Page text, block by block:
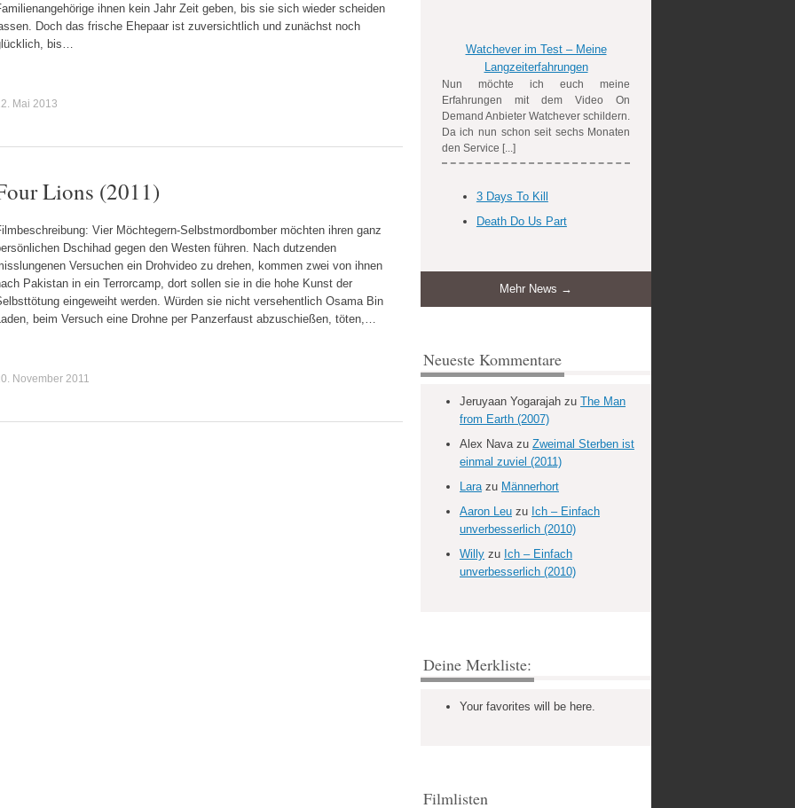
ihnen kein Jahr Zeit geben, bis sie sich wieder scheiden
Doch das frische Ehepaar ist zuversichtlich und zunächst noch
bis…
Mai 2013
Lions (2011)
Vier Möchtegern-Selbstmordbomber möchten ihren ganz
Dschihad gegen den Westen führen. Nach dutzenden
Versuchen ein Drohvideo zu drehen, kommen zwei von ihnen
Pakistan in ein Terrorcamp, dort sollen sie in die hohe Kunst der
eingeweiht werden. Würden sie nicht versehentlich Osama Bin
beim Versuch eine Drohne per Panzerfaust abzuschießen, töten,…
November 2011
Watchever im Test – Meine
Langzeiterfahrungen
Nun möchte ich euch meine
Erfahrungen mit dem Video On
Demand Anbieter Watchever schildern.
Da ich nun schon seit sechs Monaten
den Service [...]
3 Days To Kill
Death Do Us Part
Mehr News →
Neueste Kommentare
Jeruyaan Yogarajah zu The Man
from Earth (2007)
Alex Navazu Zweimal Sterben ist
einmal zuviel (2011)
Larazu Männerhort
Aaron Leu zu Ich – Einfach
unverbesserlich (2010)
Willy zu Ich – Einfach
unverbesserlich (2010)
Deine Merkliste:
Your favorites will be here.
Filmlisten